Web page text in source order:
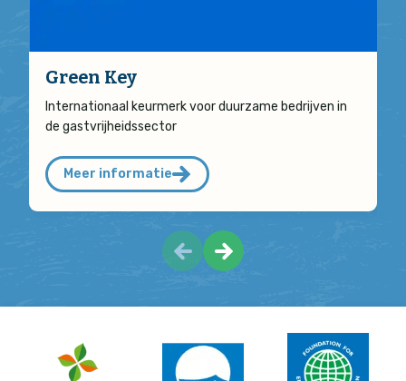
Green Key
Internationaal keurmerk voor duurzame bedrijven in
de gastvrijheidssector
Meer informatie